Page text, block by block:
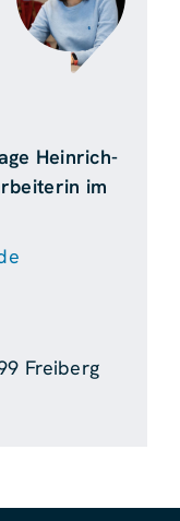
Heinrich-
im
Freiberg